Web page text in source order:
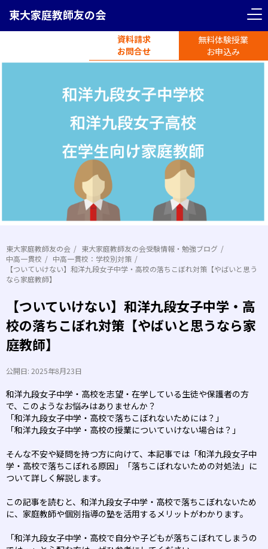
東大家庭教師友の会
資料請求
お問合せ
無料体験授業
お申込み
東大家庭教師友の会
東大家庭教師友の会受験情報・勉強ブログ
中高一貫校
中高一貫校：学校別対策
【ついていけない】和洋九段女子中学・高校の落ちこぼれ対策【やばいと思う
なら家庭教師】
【ついていけない】和洋九段女子中学・高
校の落ちこぼれ対策【やばいと思うなら家
庭教師】
公開日: 2025年8月23日
和洋九段女子中学・高校を志望・在学している生徒や保護者の方
で、このようなお悩みはありませんか？
「和洋九段女子中学・高校で落ちこぼれないためには？」
「和洋九段女子中学・高校の授業についていけない場合は？」
そんな不安や疑問を持つ方に向けて、本記事では「和洋九段女子中
学・高校で落ちこぼれる原因」「落ちこぼれないための対処法」に
ついて詳しく解説します。
この記事を読むと、和洋九段女子中学・高校で落ちこぼれないため
に、家庭教師や個別指導の塾を活用するメリットがわかります。
「和洋九段女子中学・高校で自分や子どもが落ちこぼれてしまうの